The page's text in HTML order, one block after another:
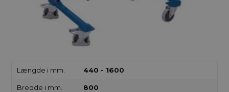
Længde i mm. 440 - 1600
Bredde i mm. 800